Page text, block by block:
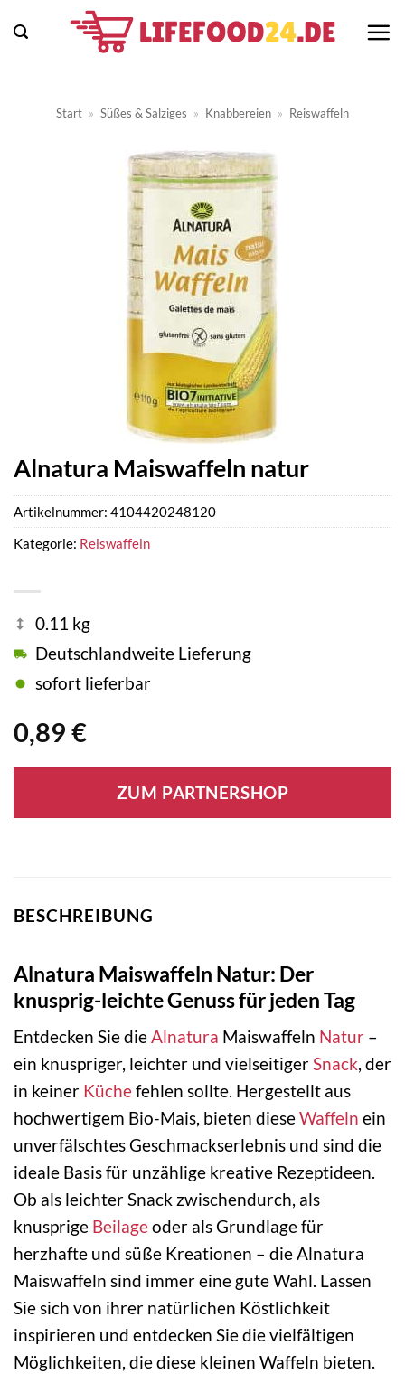
Inhalt
Start » Süßes & Salziges » Knabbereien » Reiswaffeln
Alnatura Maiswaffeln natur
0,89 €
0.11 kg
Deutschlandweite Lieferung
sofort lieferbar
ZUM PARTNERSHOP
Artikelnummer: 4104420248120
Kategorie: Reiswaffeln
BESCHREIBUNG
Alnatura Maiswaffeln Natur: Der
knusprig-leichte Genuss für jeden Tag
Entdecken Sie dieAlnatura Maiswaffeln Natur –
ein knuspriger, leichter und vielseitigerSnack, der
in keiner Küchefehlen sollte. Hergestellt aus
hochwertigem Bio-Mais, bieten dieseWaffeln ein
unverfälschtes Geschmackserlebnis und sind die
ideale Basis für unzählige kreative Rezeptideen.
Ob als leichter Snack zwischendurch, als
knusprige Beilageoder als Grundlage für
herzhafte und süße Kreationen – die Alnatura
Maiswaffeln sind immer eine gute Wahl. Lassen
Sie sich von ihrer natürlichen Köstlichkeit
inspirieren und entdecken Sie die vielfältigen
Möglichkeiten, die diese kleinen Waffeln bieten.